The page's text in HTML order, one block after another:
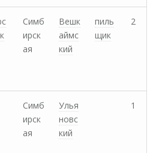
Симб
ирск
ая
Вешк
аймс
кий
пиль
щик
2
Симб
ирск
ая
Улья
новс
кий
1